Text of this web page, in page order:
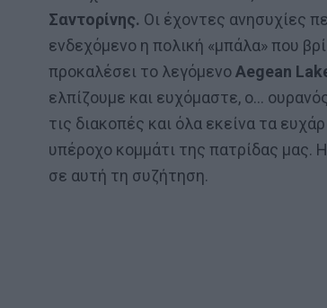
Σαντορίνης. Οι έχοντες ανησυχίες
ενδεχόμενο η πολική «μπάλα» που
προκαλέσει το λεγόμενοAegean
ελπίζουμε και ευχόμαστε, ο…
τις διακοπές και όλα εκείνα τα
υπέροχο κομμάτι της πατρίδας μας.
σε αυτή τη συζήτηση.